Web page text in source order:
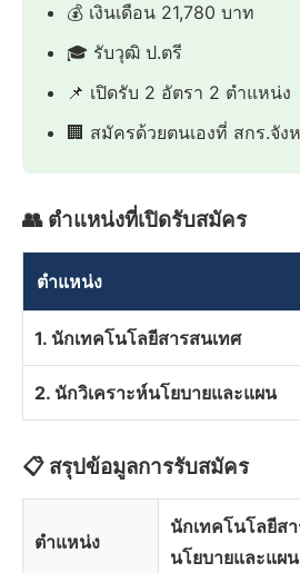
💰 เงินเดือน 21,780 บาท
🎓 รับวุฒิ ป.ตรี
📌 เปิดรับ 2 อัตรา 2 ตำแหน่ง
🏢 สมัครด้วยตนเองที่ สกร.จัง
👥 ตำแหน่งที่เปิดรับสมัคร
ตำแหน่ง
1. นักเทคโนโลยีสารสนเทศ
2. นักวิเคราะห์นโยบายและแผน
📋 สรุปข้อมูลการรับสมัคร
ตำแหน่ง
นักเทคโนโลยีส
นโยบายและแผน